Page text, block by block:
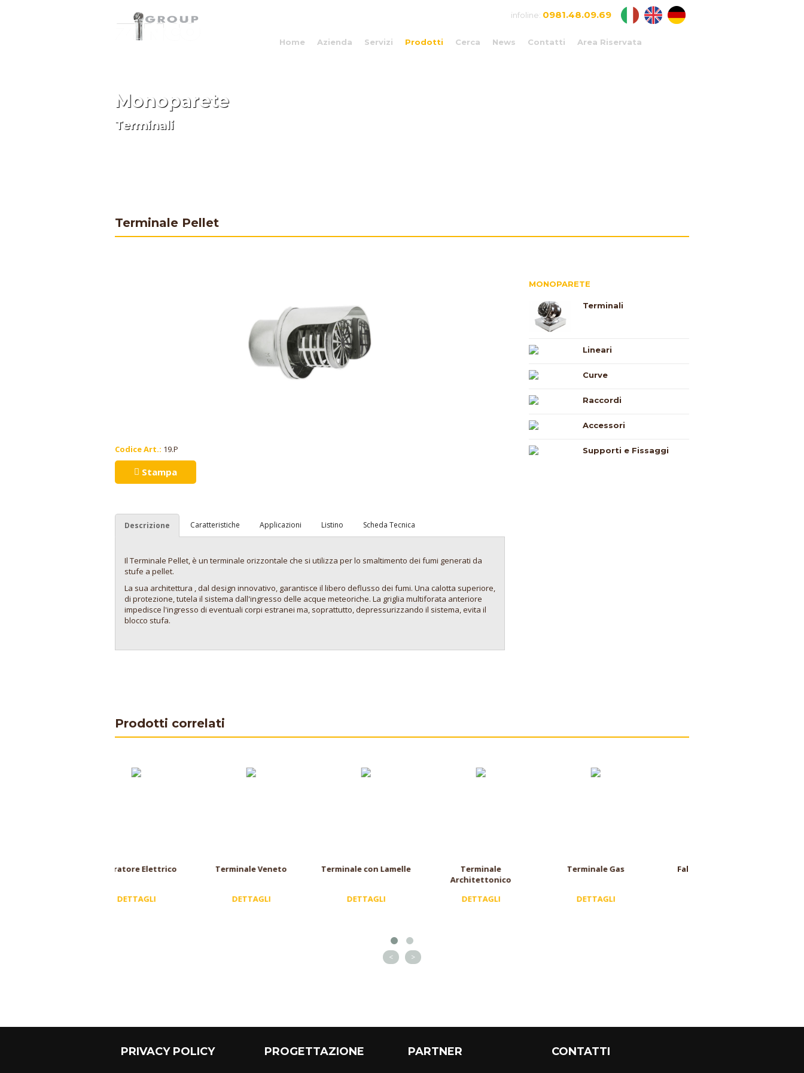
infoline: 0981.48.09.69
Home Azienda Servizi Prodotti Cerca News Contatti Area Riservata
Monoparete
Terminali
Terminale Pellet
Codice Art.: 19.P
Stampa
Descrizione Caratteristiche Applicazioni Listino Scheda Tecnica
Il Terminale Pellet, è un terminale orizzontale che si utilizza per lo smaltimento dei fumi generati da
stufe a pellet.
La sua architettura , dal design innovativo, garantisce il libero deflusso dei fumi. Una calotta superiore,
di protezione, tutela il sistema dall'ingresso delle acque meteoriche. La griglia multiforata anteriore
impedisce l'ingresso di eventuali corpi estranei ma, soprattutto, depressurizzando il sistema, evita il
blocco stufa.
MONOPARETE
Terminali
Lineari
Curve
Raccordi
Accessori
Supporti e Fissaggi
Prodotti correlati
Terminale Veneto Terminale con Lamelle
Terminale
Terminale Gas Faldale Inclinato
< >
PRIVACY POLICY PROGETTAZIONE PARTNER CONTATTI